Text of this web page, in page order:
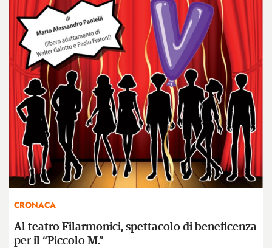
CRONACA
Al teatro Filarmonici, spettacolo di beneficenza
per il “Piccolo M.”